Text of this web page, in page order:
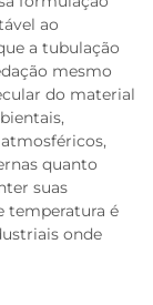
ao
a tubulação
mesmo
do material
quanto
suas
temperatura é
onde